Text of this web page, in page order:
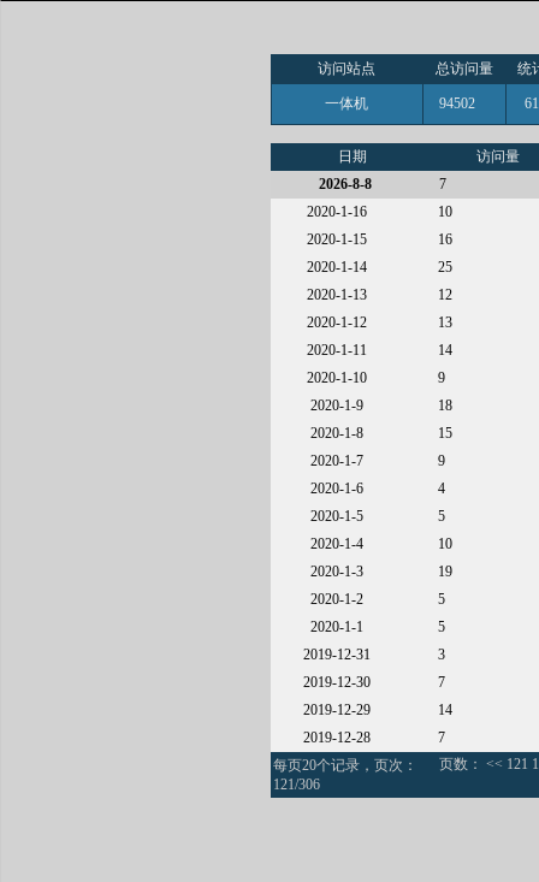
访问站点 总访问量 统
一体机 94502
日期
访问量
2026-8-8
7
2020-1-16
10
2020-1-15
16
2020-1-14
25
2020-1-13
12
2020-1-12
13
2020-1-11
14
2020-1-10
9
2020-1-9
18
2020-1-8
15
2020-1-7
9
2020-1-6
4
2020-1-5
5
2020-1-4
10
2020-1-3
19
2020-1-2
5
2020-1-1
5
2019-12-31
3
2019-12-30
7
2019-12-29
14
2019-12-28
7
每页20个记录，页次：
121/306
页数： << 121